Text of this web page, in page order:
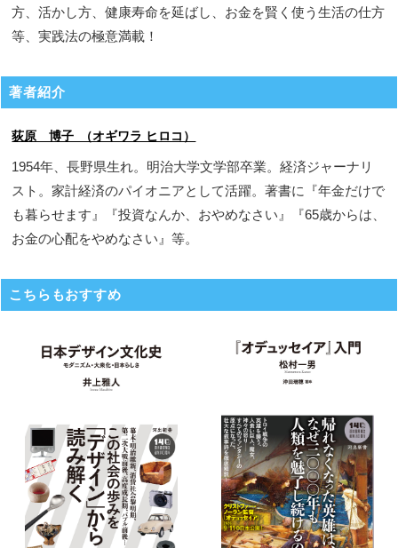
方、活かし方、健康寿命を延ばし、お金を賢く使う生活の仕方
等、実践法の極意満載！
著者紹介
荻原 博子 （オギワラ ヒロコ）
1954年、長野県生れ。明治大学文学部卒業。経済ジャーナリ
スト。家計経済のパイオニアとして活躍。著書に『年金だけで
も暮らせます』『投資なんか、おやめなさい』『65歳からは、
お金の心配をやめなさい』等。
こちらもおすすめ